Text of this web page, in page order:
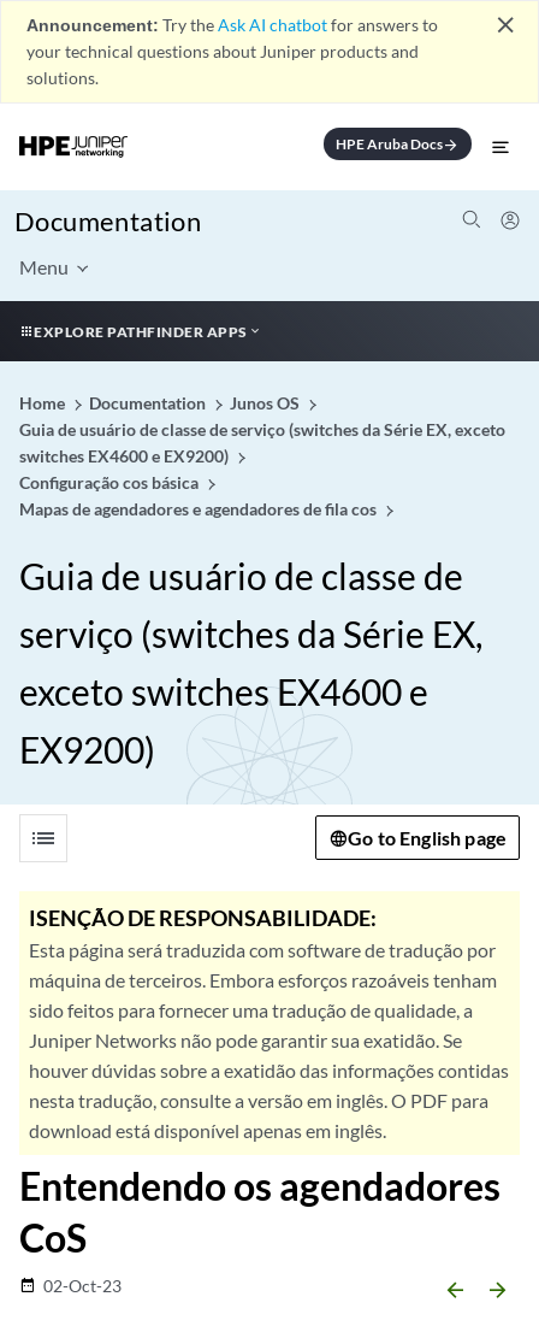
Announcement: Try theAsk AI chatbotfor answers to
your technical questions about Juniper products and
solutions.
close
HPE Aruba Docsarrow_forward
Documentation
Menu
EXPLORE PATHFINDER APPS
Home Documentation
Junos OS
Guia de usuário de classe de serviço (switches da Série EX, exceto
switches EX4600 e EX9200)
Configuração cos básica
Mapas de agendadores e agendadores de fila cos
Guia de usuário de classe de
serviço (switches da Série EX,
exceto switches EX4600 e
EX9200)
list Go to English page
ISENÇÃO DE RESPONSABILIDADE:
Esta página será traduzida com software de tradução por
máquina de terceiros. Embora esforços razoáveis tenham
sido feitos para fornecer uma tradução de qualidade, a
Juniper Networks não pode garantir sua exatidão. Se
houver dúvidas sobre a exatidão das informações contidas
nesta tradução, consulte a versão em inglês. O PDF para
download está disponível apenas em inglês.
Entendendo os agendadores
CoS
date_range 02-Oct-23 arrow_backward arrow_forward